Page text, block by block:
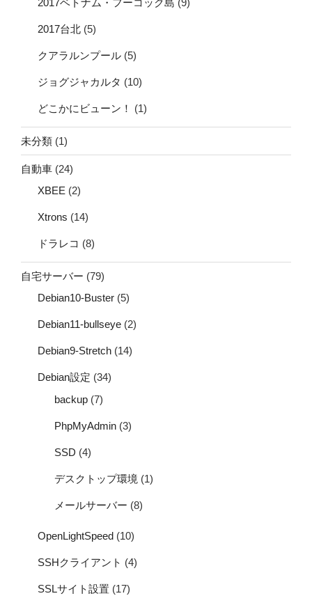
2017ベトナム・フーコック島 (9)
2017台北 (5)
クアラルンプール (5)
ジョグジャカルタ (10)
どこかにビューン！ (1)
未分類 (1)
自動車 (24)
XBEE (2)
Xtrons (14)
ドラレコ (8)
自宅サーバー (79)
Debian10-Buster (5)
Debian11-bullseye (2)
Debian9-Stretch (14)
Debian設定 (34)
backup (7)
PhpMyAdmin (3)
SSD (4)
デスクトップ環境 (1)
メールサーバー (8)
OpenLightSpeed (10)
SSHクライアント (4)
SSLサイト設置 (17)